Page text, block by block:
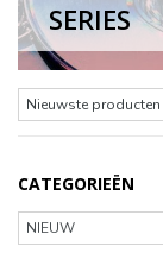
SERIES
CATEGORIEËN